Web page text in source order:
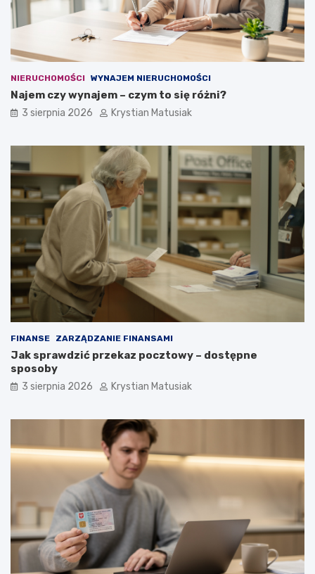
NIERUCHOMOŚCI WYNAJEM NIERUCHOMOŚCI
Najem czy wynajem – czym to się różni?
3 sierpnia 2026 Krystian Matusiak
FINANSE ZARZĄDZANIE FINANSAMI
Jak sprawdzić przekaz pocztowy – dostępne
sposoby
3 sierpnia 2026 Krystian Matusiak